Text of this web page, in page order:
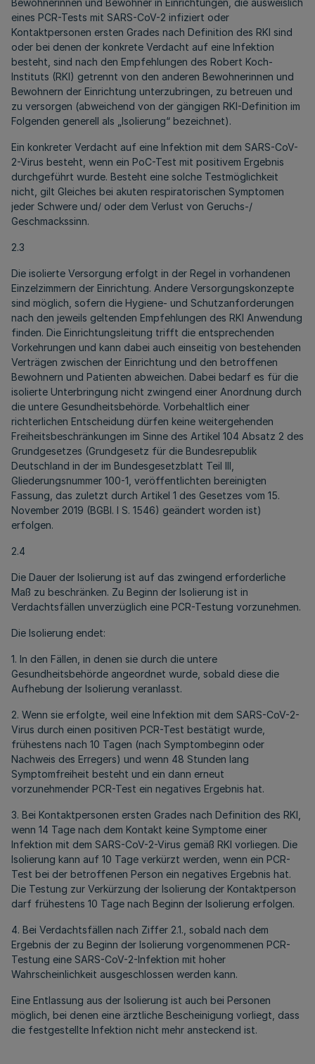
Bewohnerinnen und Bewohner in Einrichtungen, die ausweislich
eines PCR-Tests mit SARS-CoV-2 infiziert oder
Kontaktpersonen ersten Grades nach Definition des RKI sind
oder bei denen der konkrete Verdacht auf eine Infektion
besteht, sind nach den Empfehlungen des Robert Koch-
Instituts (RKI) getrennt von den anderen Bewohnerinnen und
Bewohnern der Einrichtung unterzubringen, zu betreuen und
zu versorgen (abweichend von der gängigen RKI-Definition im
Folgenden generell als „Isolierung“ bezeichnet).
Ein konkreter Verdacht auf eine Infektion mit dem SARS-CoV-
2-Virus besteht, wenn ein PoC-Test mit positivem Ergebnis
durchgeführt wurde. Besteht eine solche Testmöglichkeit
nicht, gilt Gleiches bei akuten respiratorischen Symptomen
jeder Schwere und/ oder dem Verlust von Geruchs-/
Geschmackssinn.
2.3
Die isolierte Versorgung erfolgt in der Regel in vorhandenen
Einzelzimmern der Einrichtung. Andere Versorgungskonzepte
sind möglich, sofern die Hygiene- und Schutzanforderungen
nach den jeweils geltenden Empfehlungen des RKI Anwendung
finden. Die Einrichtungsleitung trifft die entsprechenden
Vorkehrungen und kann dabei auch einseitig von bestehenden
Verträgen zwischen der Einrichtung und den betroffenen
Bewohnern und Patienten abweichen. Dabei bedarf es für die
isolierte Unterbringung nicht zwingend einer Anordnung durch
die untere Gesundheitsbehörde. Vorbehaltlich einer
richterlichen Entscheidung dürfen keine weitergehenden
Freiheitsbeschränkungen im Sinne des Artikel 104 Absatz 2 des
Grundgesetzes (Grundgesetz für die Bundesrepublik
Deutschland in der im Bundesgesetzblatt Teil III,
Gliederungsnummer 100-1, veröffentlichten bereinigten
Fassung, das zuletzt durch Artikel 1 des Gesetzes vom 15.
November 2019 (BGBl. I S. 1546) geändert worden ist)
erfolgen.
2.4
Die Dauer der Isolierung ist auf das zwingend erforderliche
Maß zu beschränken. Zu Beginn der Isolierung ist in
Verdachtsfällen unverzüglich eine PCR-Testung vorzunehmen.
Die Isolierung endet:
1. In den Fällen, in denen sie durch die untere
Gesundheitsbehörde angeordnet wurde, sobald diese die
Aufhebung der Isolierung veranlasst.
2. Wenn sie erfolgte, weil eine Infektion mit dem SARS-CoV-2-
Virus durch einen positiven PCR-Test bestätigt wurde,
frühestens nach 10 Tagen (nach Symptombeginn oder
Nachweis des Erregers) und wenn 48 Stunden lang
Symptomfreiheit besteht und ein dann erneut
vorzunehmender PCR-Test ein negatives Ergebnis hat.
3. Bei Kontaktpersonen ersten Grades nach Definition des RKI,
wenn 14 Tage nach dem Kontakt keine Symptome einer
Infektion mit dem SARS-CoV-2-Virus gemäß RKI vorliegen. Die
Isolierung kann auf 10 Tage verkürzt werden, wenn ein PCR-
Test bei der betroffenen Person ein negatives Ergebnis hat.
Die Testung zur Verkürzung der Isolierung der Kontaktperson
darf frühestens 10 Tage nach Beginn der Isolierung erfolgen.
4. Bei Verdachtsfällen nach Ziffer 2.1., sobald nach dem
Ergebnis der zu Beginn der Isolierung vorgenommenen PCR-
Testung eine SARS-CoV-2-Infektion mit hoher
Wahrscheinlichkeit ausgeschlossen werden kann.
Eine Entlassung aus der Isolierung ist auch bei Personen
möglich, bei denen eine ärztliche Bescheinigung vorliegt, dass
die festgestellte Infektion nicht mehr ansteckend ist.